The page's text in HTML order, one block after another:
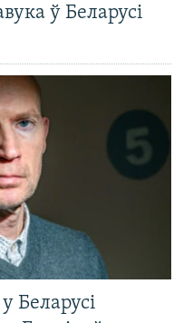
ў Беларусі
Беларусі